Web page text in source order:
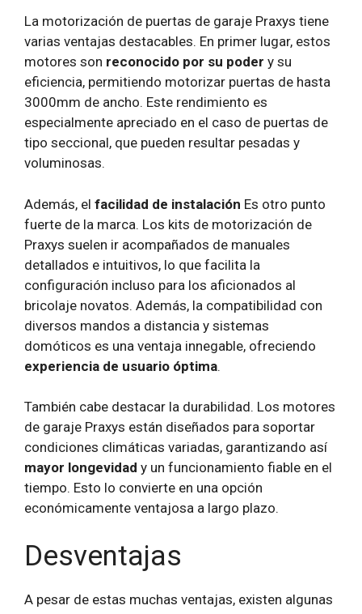
La motorización de puertas de garaje Praxys tiene
varias ventajas destacables. En primer lugar, estos
motores son reconocido por su poder y su
eficiencia, permitiendo motorizar puertas de hasta
3000mm de ancho. Este rendimiento es
especialmente apreciado en el caso de puertas de
tipo seccional, que pueden resultar pesadas y
voluminosas.
Además, el facilidad de instalación Es otro punto
fuerte de la marca. Los kits de motorización de
Praxys suelen ir acompañados de manuales
detallados e intuitivos, lo que facilita la
configuración incluso para los aficionados al
bricolaje novatos. Además, la compatibilidad con
diversos mandos a distancia y sistemas
domóticos es una ventaja innegable, ofreciendo
experiencia de usuario óptima.
También cabe destacar la durabilidad. Los motores
de garaje Praxys están diseñados para soportar
condiciones climáticas variadas, garantizando así
mayor longevidad y un funcionamiento fiable en el
tiempo. Esto lo convierte en una opción
económicamente ventajosa a largo plazo.
Desventajas
A pesar de estas muchas ventajas, existen algunas